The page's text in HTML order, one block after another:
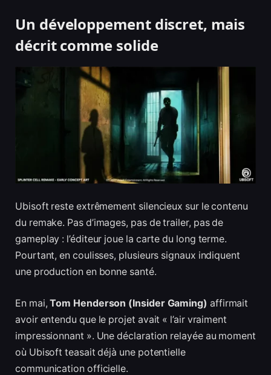
Un développement discret, mais
décrit comme solide
Ubisoft reste extrêmement silencieux sur le contenu
du remake. Pas d’images, pas de trailer, pas de
gameplay : l’éditeur joue la carte du long terme.
Pourtant, en coulisses, plusieurs signaux indiquent
une production en bonne santé.
En mai,Tom Henderson (Insider Gaming) affirmait
avoir entendu que le projet avait « l’air vraiment
impressionnant ». Une déclaration relayée au moment
où Ubisoft teasait déjà une potentielle
communication officielle.